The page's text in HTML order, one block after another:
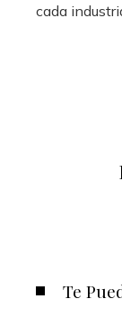
cada
Te